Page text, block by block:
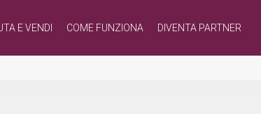
E VENDI COME FUNZIONA DIVENTA PARTNER